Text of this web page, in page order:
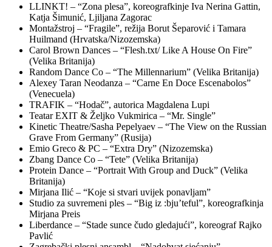
LLINKT! – “Zona plesa”, koreografkinje Iva Nerina Gattin,
Katja Šimunić, Ljiljana Zagorac
Montažstroj – “Fragile”, režija Borut Šeparović i Tamara
Huilmand (Hrvatska/Nizozemska)
Carol Brown Dances – “Flesh.txt/ Like A House On Fire”
(Velika Britanija)
Random Dance Co – “The Millennarium” (Velika Britanija)
Alexey Taran Neodanza – “Carne En Doce Escenabolos”
(Venecuela)
TRAFIK – “Hodač”, autorica Magdalena Lupi
Teatar EXIT & Željko Vukmirica – “Mr. Single”
Kinetic Theatre/Sasha Pepelyaev – “The View on the Russian
Grave From Germany” (Rusija)
Emio Greco & PC – “Extra Dry” (Nizozemska)
Zbang Dance Co – “Tete” (Velika Britanija)
Protein Dance – “Portrait With Group and Duck” (Velika
Britanija)
Mirjana Ilić – “Koje si stvari uvijek ponavljam”
Studio za suvremeni ples – “Big iz :bju’teful”, koreografkinja
Mirjana Preis
Liberdance – “Stade sunce čudo gledajući”, koreograf Rajko
Pavlić